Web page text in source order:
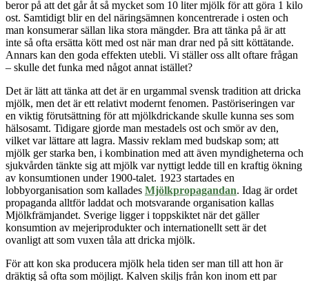
beror på att det går åt så mycket som 10 liter mjölk för att göra 1 kilo
ost. Samtidigt blir en del näringsämnen koncentrerade i osten och
man konsumerar sällan lika stora mängder. Bra att tänka på är att
inte så ofta ersätta kött med ost när man drar ned på sitt köttätande.
Annars kan den goda effekten utebli. Vi ställer oss allt oftare frågan
– skulle det funka med något annat istället?
Det är lätt att tänka att det är en urgammal svensk tradition att dricka
mjölk, men det är ett relativt modernt fenomen. Pastöriseringen var
en viktig förutsättning för att mjölkdrickande skulle kunna ses som
hälsosamt. Tidigare gjorde man mestadels ost och smör av den,
vilket var lättare att lagra. Massiv reklam med budskap som; att
mjölk ger starka ben, i kombination med att även myndigheterna och
sjukvården tänkte sig att mjölk var nyttigt ledde till en kraftig ökning
av konsumtionen under 1900-talet. 1923 startades en
lobbyorganisation som kallades Mjölkpropagandan. Idag är ordet
propaganda alltför laddat och motsvarande organisation kallas
Mjölkfrämjandet. Sverige ligger i toppskiktet när det gäller
konsumtion av mejeriprodukter och internationellt sett är det
ovanligt att som vuxen tåla att dricka mjölk.
För att kon ska producera mjölk hela tiden ser man till att hon är
dräktig så ofta som möjligt. Kalven skiljs från kon inom ett par